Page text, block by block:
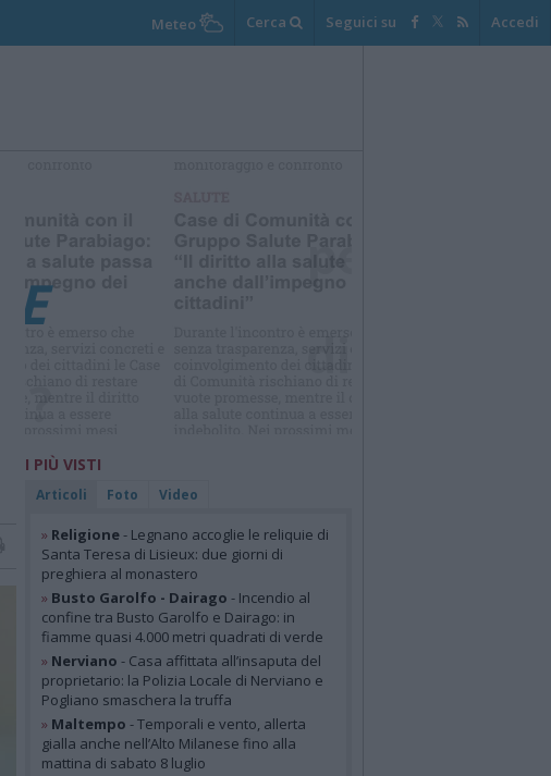
Meteo Cerca Seguici su Accedi
I PIÙ VISTI
Articoli Foto Video
» Religione- Legnano accoglie le reliquie di
Santa Teresa di Lisieux: due giorni di
preghiera al monastero
» Busto Garolfo - Dairago - Incendio al
confine tra Busto Garolfo e Dairago: in
fiamme quasi 4.000 metri quadrati di verde
» Nerviano - Casa affittata all’insaputa del
proprietario: la Polizia Locale di Nerviano e
Pogliano smaschera la truffa
» Maltempo - Temporali e vento, allerta
gialla anche nell’Alto Milanese fino alla
mattina di sabato 8 luglio